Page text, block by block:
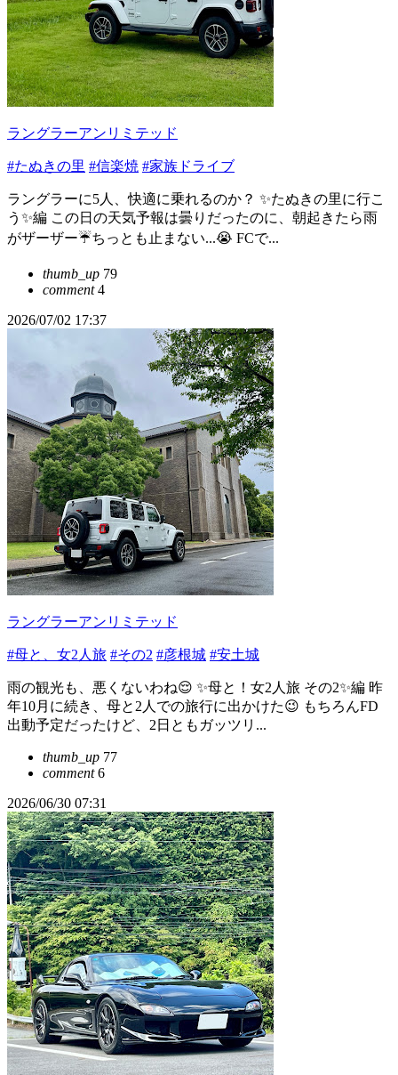
ラングラーアンリミテッド
#たぬきの里 #信楽焼 #家族ドライブ
ラングラーに5人、快適に乗れるのか？ ✨たぬきの里に行こ
う✨編 この日の天気予報は曇りだったのに、朝起きたら雨
がザーザー☔ちっとも止まない...😭 FCで...
thumb_up 79
comment4
2026/07/02 17:37
ラングラーアンリミテッド
#母と、女2人旅 #その2 #彦根城 #安土城
雨の観光も、悪くないわね😌 ✨母と！女2人旅 その2✨編 昨
年10月に続き、母と2人での旅行に出かけた😉 もちろんFD
出動予定だったけど、2日ともガッツリ...
thumb_up 77
comment6
2026/06/30 07:31